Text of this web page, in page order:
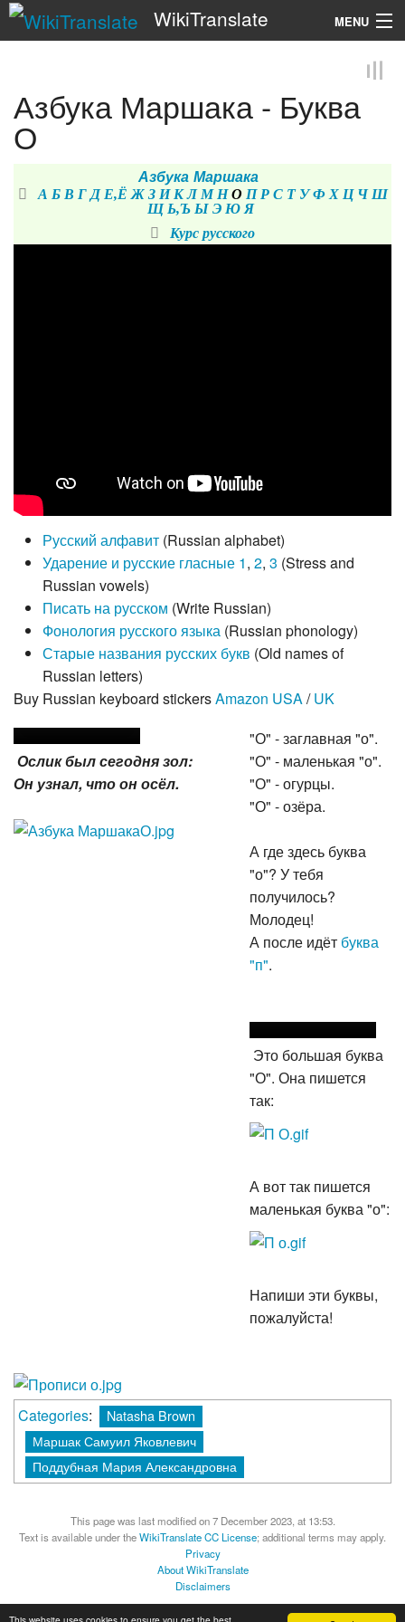
WikiTranslate MENU
Азбука Маршака - Буква
О
Азбука Маршака
А Б В Г Д Е,Ё Ж З И К Л М Н О П Р С Т У Ф Х Ц Ч Ш
Щ Ь,Ъ Ы Э Ю Я
Курс русского
Русский алфавит (Russian alphabet)
Ударение и русские гласные 1, 2, 3 (Stress and
Russian vowels)
Писать на русском (Write Russian)
Фонология русского языка (Russian phonology)
Старые названия русских букв (Old names of
Russian letters)
Buy Russian keyboard stickersAmazon USA /UK
Ослик был сегодня зол:
Он узнал, что он осёл.
"О" - заглавная "о".
"О" - маленькая "о".
"О" - огурцы.
"О" - озёра.
А где здесь буква
"о"? У тебя
получилось?
Молодец!
А после идёт буква
"п"
Это большая буква
"О". Она пишется
так:
А вот так пишется
маленькая буква "о":
Напиши эти буквы,
пожалуйста!
Categories:
Natasha Brown
Маршак Самуил Яковлевич
Поддубная Мария Александровна
This page was last modified on 7 December 2023, at 13:53.
Text is available under theWikiTranslate CC License; additional terms may apply.
Privacy
About WikiTranslate
Disclaimers
MediaWiki Powered by Semantic MediaWiki